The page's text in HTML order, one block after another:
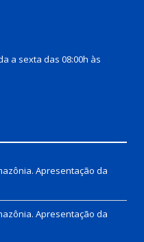
a sexta das 08:00h às
Apresentação da
Apresentação da